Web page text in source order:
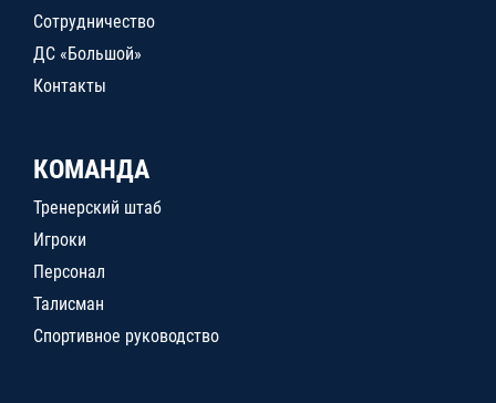
Сотрудничество
ДС «Большой»
Контакты
КОМАНДА
Тренерский штаб
Игроки
Персонал
Талисман
Спортивное руководство